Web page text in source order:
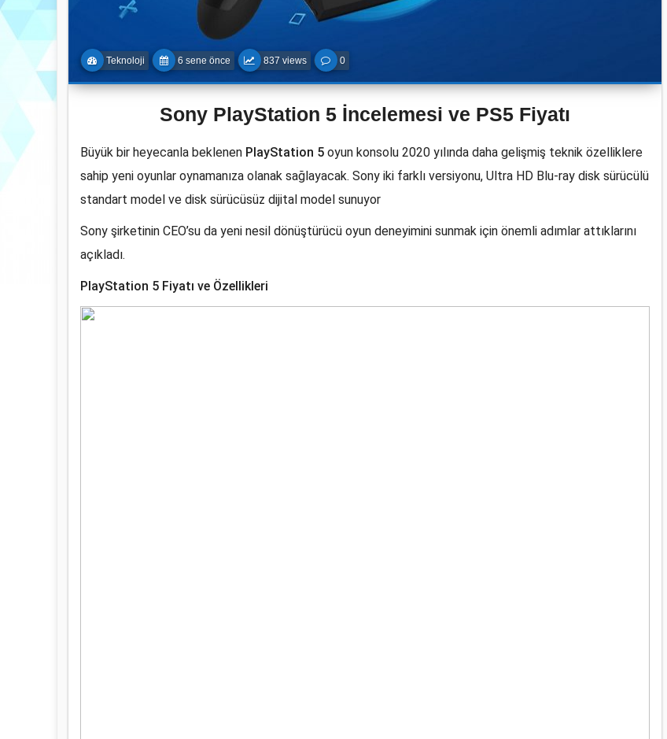
Teknoloji 6 sene önce 837 views 0
Sony PlayStation 5 İncelemesi ve PS5 Fiyatı
Büyük bir heyecanla beklenen PlayStation 5 oyun konsolu 2020 yılında daha gelişmiş teknik özelliklere
sahip yeni oyunlar oynamanıza olanak sağlayacak. Sony iki farklı versiyonu, Ultra HD Blu-ray disk sürücülü
standart model ve disk sürücüsüz dijital model sunuyor
Sony şirketinin CEO’su da yeni nesil dönüştürücü oyun deneyimini sunmak için önemli adımlar attıklarını
açıkladı.
PlayStation 5 Fiyatı ve Özellikleri